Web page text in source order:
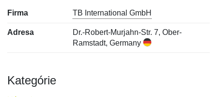
Firma TB International GmbH
Adresa
Dr.-Robert-Murjahn-Str. 7, Ober-
Ramstadt, Germany
Kategórie